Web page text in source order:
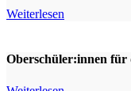
Weiterlesen
Oberschüler:innen für